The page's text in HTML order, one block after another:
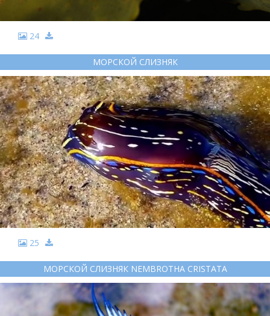
24
МОРСКОЙ СЛИЗНЯК
25
МОРСКОЙ СЛИЗНЯК NEMBROTHA CRISTATA